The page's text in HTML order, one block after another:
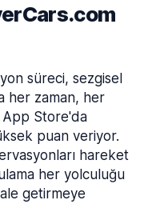
süreci, sezgisel
her zaman, her
Store'da
puan veriyor.
hareket
her yolculuğu
getirmeye